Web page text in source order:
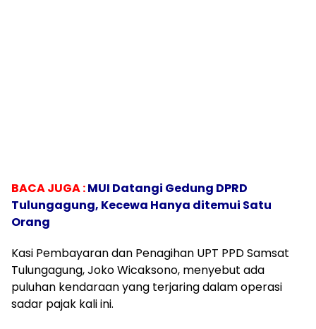
BACA JUGA :MUI Datangi Gedung DPRD
Tulungagung, Kecewa Hanya ditemui Satu
Orang
​Kasi Pembayaran dan Penagihan UPT PPD Samsat
Tulungagung, Joko Wicaksono, menyebut ada
puluhan kendaraan yang terjaring dalam operasi
sadar pajak kali ini.